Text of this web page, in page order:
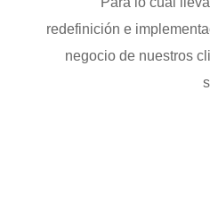
redefinición e
negocio de nuestros